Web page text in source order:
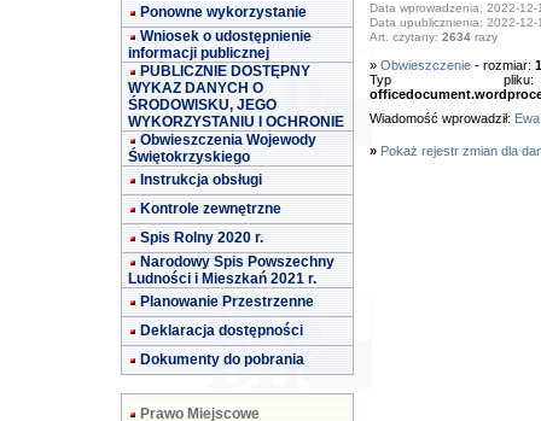
Ponowne wykorzystanie
Wniosek o udostępnienie
informacji publicznej
PUBLICZNIE DOSTĘPNY
WYKAZ DANYCH O
ŚRODOWISKU, JEGO
WYKORZYSTANIU I OCHRONIE
Obwieszczenia Wojewody
Świętokrzyskiego
Instrukcja obsługi
Kontrole zewnętrzne
Spis Rolny 2020 r.
Narodowy Spis Powszechny
Ludności i Mieszkań 2021 r.
Planowanie Przestrzenne
Deklaracja dostępności
Dokumenty do pobrania
Prawo Miejscowe
Data wprowadzenia: 2022-12-
Data upublicznienia: 2022-12-
Art. czytany: 2634razy
» Obwieszczenie- rozmiar:
Typ
Wiadomość wprowadził:
» Pokaż rejestr zmian dla